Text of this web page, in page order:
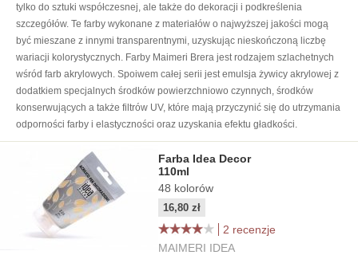
tylko do sztuki współczesnej, ale także do dekoracji i podkreślenia
szczegółów. Te farby wykonane z materiałów o najwyższej jakości mogą
być mieszane z innymi transparentnymi, uzyskując nieskończoną liczbę
wariacji kolorystycznych. Farby Maimeri Brera jest rodzajem szlachetnych
wśród farb akrylowych. Spoiwem całej serii jest emulsja żywicy akrylowej z
dodatkiem specjalnych środków powierzchniowo czynnych, środków
konserwujących a także filtrów UV, które mają przyczynić się do utrzymania
odporności farby i elastyczności oraz uzyskania efektu gładkości.
Farba Idea Decor
110ml
48 kolorów
16,80 zł
2 recenzje
MAIMERI IDEA